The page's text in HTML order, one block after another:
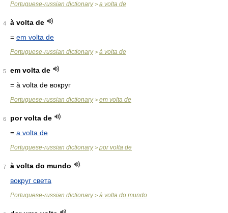
Portuguese-russian dictionary> a volta de
4
à volta de
= em volta de
Portuguese-russian dictionary> à volta de
5
em volta de
= à volta de вокруг
Portuguese-russian dictionary> em volta de
6
por volta de
= a volta de
Portuguese-russian dictionary> por volta de
7
à volta do mundo
вокруг света
Portuguese-russian dictionary> à volta do mundo